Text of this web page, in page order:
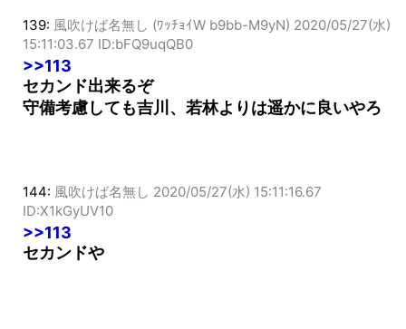
139:風吹けば名無し (ﾜｯﾁｮｲW b9bb-M9yN)
15:11:03.67 ID:bFQ9uqQB0
>>113
セカンド出来るぞ
144:風吹けば名無し
ID:X1kGyUV10
>>113